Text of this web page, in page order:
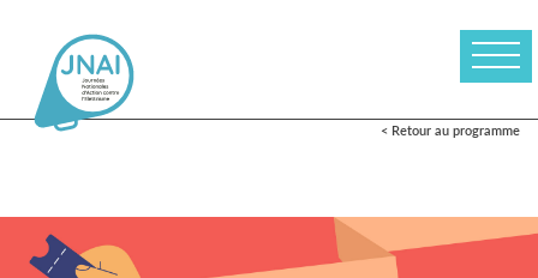
< Retour au programme